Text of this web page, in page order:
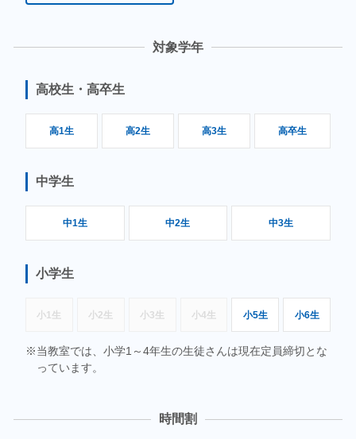
対象学年
高校生・高卒生
高1生 高2生 高3生 高卒生
中学生
中1生 中2生 中3生
小学生
小1生 小2生 小3生 小4生 小5生 小6生
当教室では、小学1～4年生の生徒さんは現在定員締切とな
っています。
時間割